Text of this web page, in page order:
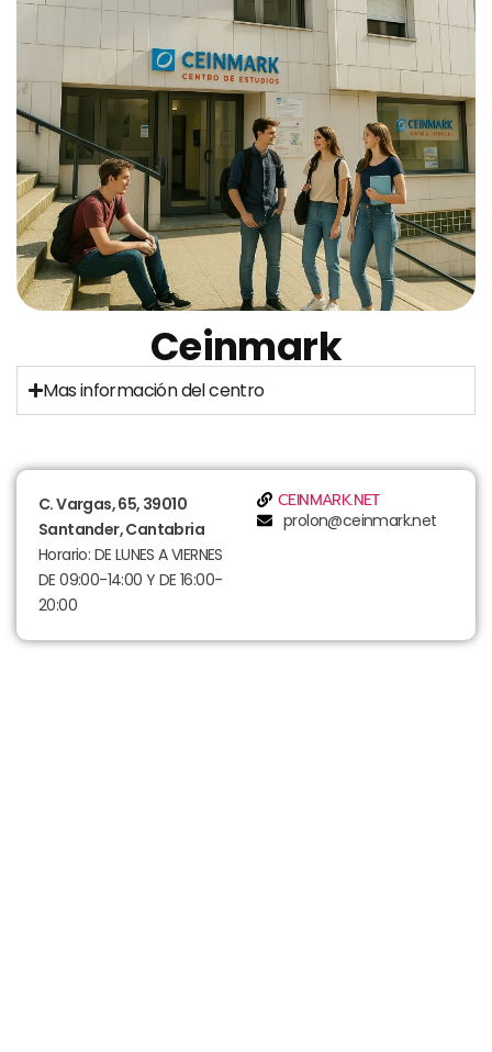
Ceinmark
Mas información del centro
C. Vargas, 65, 39010
Santander, Cantabria
Horario: DE LUNES A VIERNES
DE 09:00-14:00 Y DE 16:00-
20:00
CEINMARK.NET
prolon@ceinmark.net